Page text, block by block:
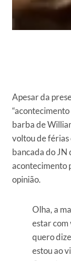
Apesar da
barba de
voltou de férias
bancada do JN
acontecimento
opinião.
Olha, a
estar com
quero
estou ao